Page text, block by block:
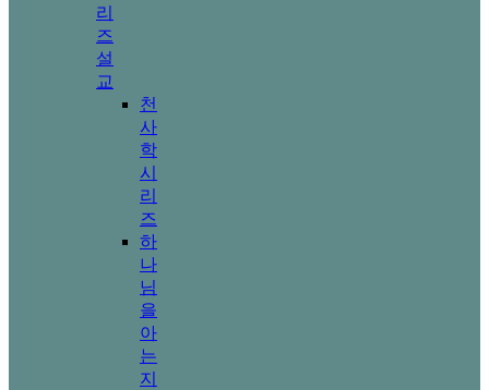
리
즈
설
교
천
사
학
시
리
즈
하
나
님
을
아
는
지